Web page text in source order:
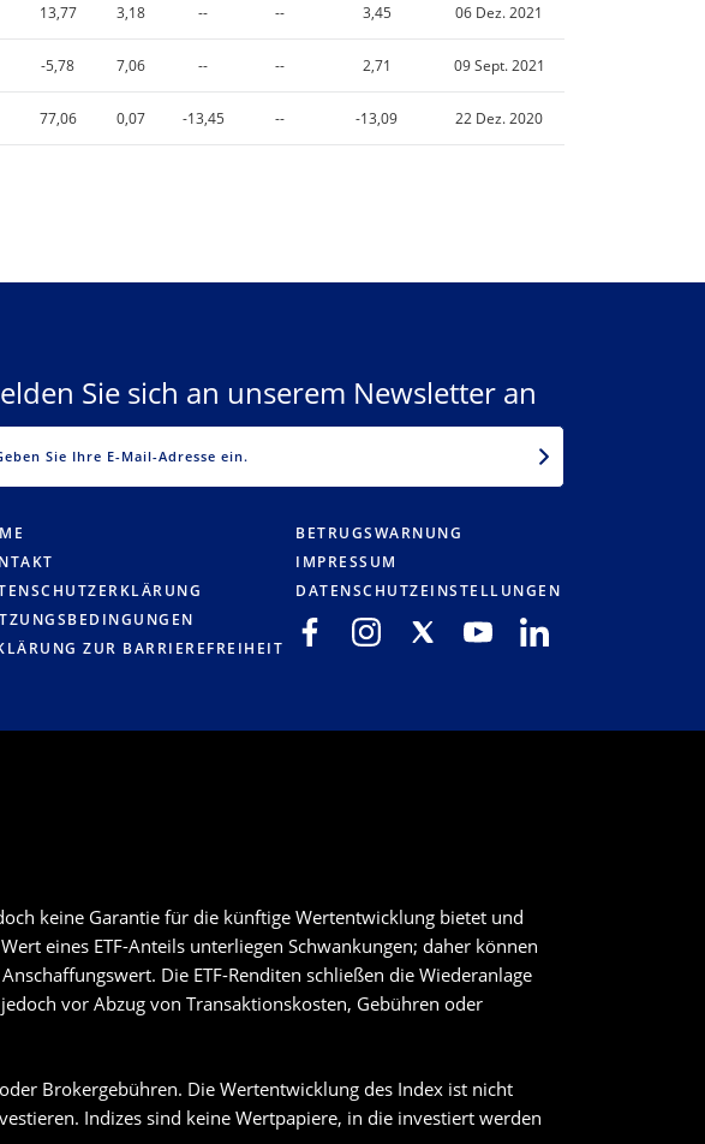
13,77 3,18 -- -- 3,45 06 Dez. 2021
-5,78 7,06 -- -- 2,71 09 Sept. 2021
77,06 0,07 -13,45 -- -13,09 22 Dez. 2020
Sie sich an unserem Newsletter an
ZUR BARRIEREFREIHEIT
BETRUGSWARNUNG
IMPRESSUM
DATENSCHUTZEINSTELLUNGEN
keine Garantie für die künftige Wertentwicklung bietet und
eines ETF-Anteils unterliegen Schwankungen; daher können
Die ETF-Renditen schließen die Wiederanlage
vor Abzug von Transaktionskosten, Gebühren oder
Brokergebühren. Die Wertentwicklung des Index ist nicht
Indizes sind keine Wertpapiere, in die investiert werden